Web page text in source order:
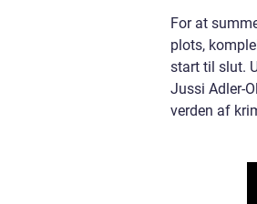
For at
plots,
start til slut.
Jussi Adler-
verden af